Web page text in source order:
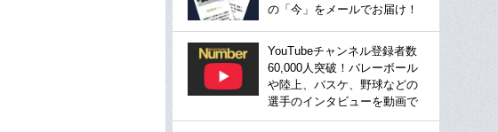
の「今」をメールでお届け！
YouTubeチャンネル登録者数
60,000人突破！バレーボール
や陸上、バスケ、野球などの
選手のインタビューを動画で